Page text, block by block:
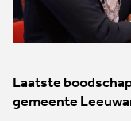
Laatste
gemeente